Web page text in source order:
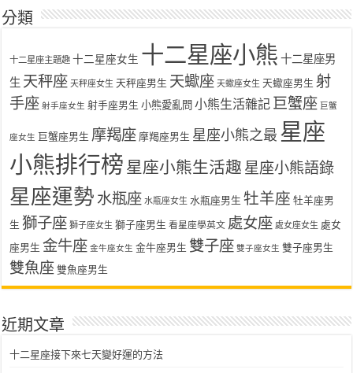
分類
十二星座主題趣 十二星座女生 十二星座小熊 十二星座男
生 天秤座 天秤座女生 天秤座男生 天蠍座 天蠍座女生 天蠍座男生 射
手座 射手座女生 射手座男生 小熊愛亂問 小熊生活雜記 巨蟹座 巨蟹
座女生 巨蟹座男生 摩羯座 摩羯座男生 星座小熊之最 星座
小熊排行榜 星座小熊生活趣 星座小熊語錄
星座運勢 水瓶座 水瓶座女生 水瓶座男生 牡羊座 牡羊座男
生 獅子座 獅子座女生 獅子座男生 看星座學英文 處女座 處女座女生 處女
座男生 金牛座 金牛座女生 金牛座男生 雙子座 雙子座女生 雙子座男生
雙魚座 雙魚座男生
近期文章
十二星座接下來七天變好運的方法